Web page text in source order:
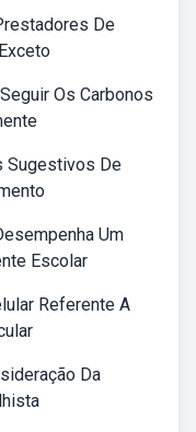
De
Os Carbonos
Sugestivos De
Um
Escolar
Referente A
Da